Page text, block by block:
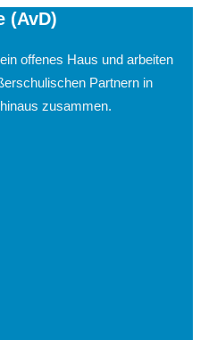
(AvD)
offenes Haus und arbeiten
Partnern in
zusammen.